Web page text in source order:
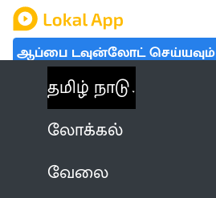
ஆப்பை டவுன்லோட் செய்யவும்
தமிழ் நாடு
லோக்கல்
வேலை